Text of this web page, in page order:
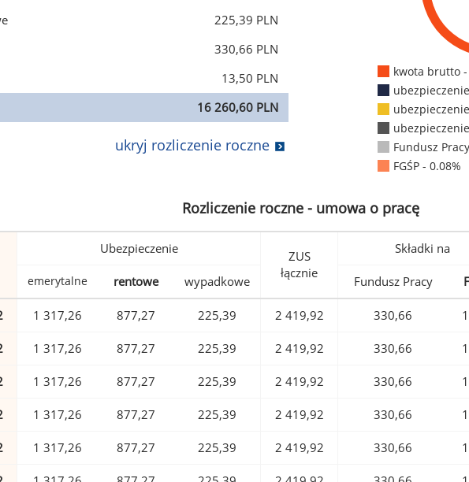
225,39 PLN
330,66 PLN
13,50 PLN
16 260,60 PLN
ukryj rozliczenie roczne
kwota brutto -
Fundusz
FGŚP - 0.08%
Rozliczenie roczne - umowa o pracę
Ubezpieczenie
ZUS
łącznie
Składki na
emerytalne rentowe wypadkowe Fundusz Pracy
1 317,26 877,27 225,39 2 419,92 330,66
1 317,26 877,27 225,39 2 419,92 330,66
1 317,26 877,27 225,39 2 419,92 330,66
1 317,26 877,27 225,39 2 419,92 330,66
1 317,26 877,27 225,39 2 419,92 330,66